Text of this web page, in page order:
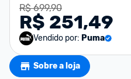
R$ 699,90
R$ 251,49
Vendido por: Puma
Sobre a loja